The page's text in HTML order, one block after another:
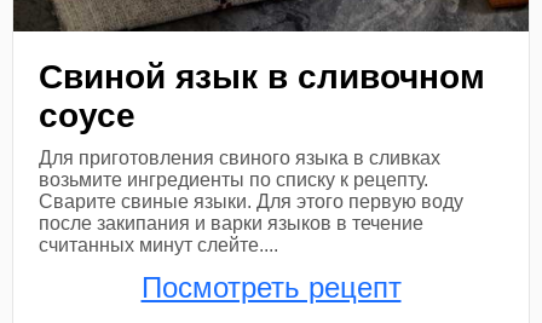
Свиной язык в сливочном
соусе
Для приготовления свиного языка в сливках
возьмите ингредиенты по списку к рецепту.
Сварите свиные языки. Для этого первую воду
после закипания и варки языков в течение
считанных минут слейте....
Посмотреть рецепт